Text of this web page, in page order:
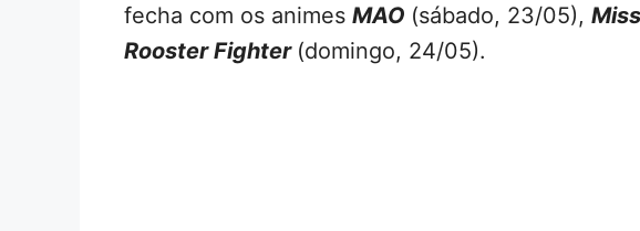
fecha com os animes MAO (sábado, 23/05),
Rooster Fighter (domingo, 24/05).